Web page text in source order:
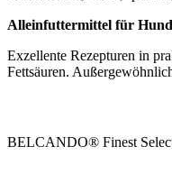
Alleinfuttermittel für
Exzellente Rezepturen in
Fettsäuren.
BELCANDO® Finest